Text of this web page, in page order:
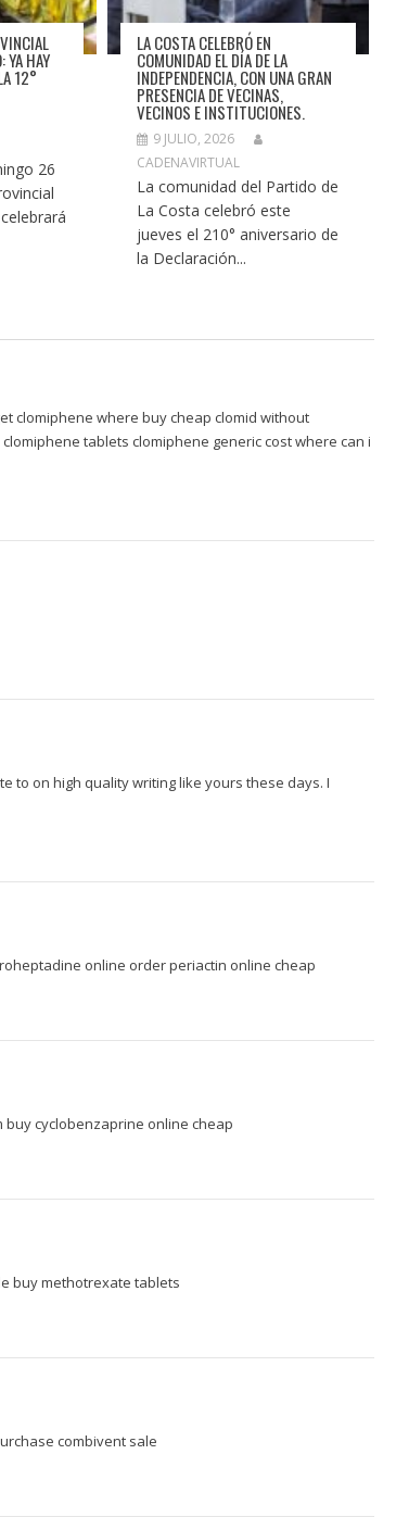
YA HAY
12°
26
LA COSTA CELEBRÓ EN
COMUNIDAD EL DÍA DE LA
INDEPENDENCIA, CON UNA GRAN
PRESENCIA DE VECINAS,
VECINOS E INSTITUCIONES.
9 JULIO, 2026
CADENAVIRTUAL
La comunidad del Partido de
La Costa celebró este
jueves el 210° aniversario de
la Declaración...
clomiphene where buy cheap clomid without
tablets clomiphene generic cost where can i
to on high quality writing like yours these days. I
online order periactin online cheap
buy cyclobenzaprine online cheap
buy methotrexate tablets
combivent sale